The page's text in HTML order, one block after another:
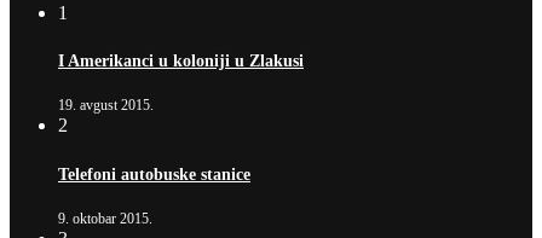
1
I Amerikanci u koloniji u Zlakusi
19. avgust 2015.
2
Telefoni autobuske stanice
9. oktobar 2015.